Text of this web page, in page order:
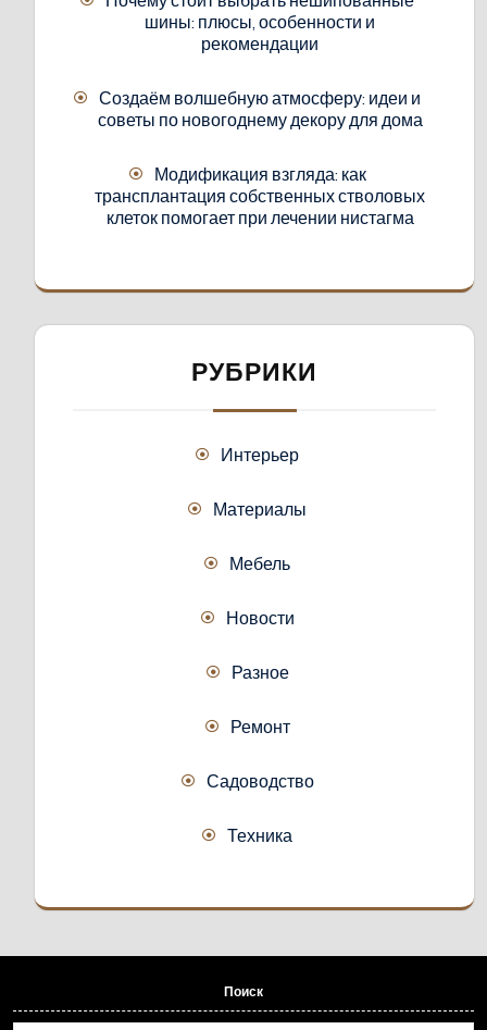
шины: плюсы, особенности и
рекомендации
Создаём волшебную атмосферу: идеи и
советы по новогоднему декору для дома
Модификация взгляда: как
трансплантация собственных стволовых
клеток помогает при лечении нистагма
РУБРИКИ
Интерьер
Материалы
Мебель
Новости
Разное
Ремонт
Садоводство
Техника
Поиск